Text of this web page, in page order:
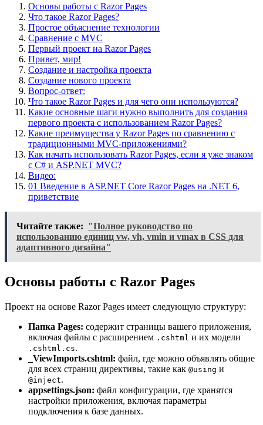
Основы работы с Razor Pages
Что такое Razor Pages?
Простое объяснение технологии
Сравнение с MVC
Первый проект на Razor Pages
Привет, мир!
Создание и настройка проекта
Создание нового проекта
Вопрос-ответ:
Что такое Razor Pages и для чего они используются?
Какие основные шаги нужно выполнить для создания
первого проекта с использованием Razor Pages?
Какие преимущества у Razor Pages по сравнению с
традиционными MVC-приложениями?
Как начать использовать Razor Pages, если я уже знаком
с C# и ASP.NET MVC?
Видео:
01 Введение в ASP.NET Core Razor Pages на .NET 6,
приветствие
Читайте также: "Полное руководство по
использованию единиц vw, vh, vmin и vmax в CSS для
адаптивного дизайна"
Основы работы с Razor Pages
Проект на основе Razor Pages имеет следующую структуру:
Папка Pages: содержит страницы вашего приложения,
включая файлы с расширением .cshtml и их модели
.cshtml.cs.
_ViewImports.cshtml: файл, где можно объявлять общие
для всех страниц директивы, такие как @using и
@inject.
appsettings.json: файл конфигурации, где хранятся
настройки приложения, включая параметры
подключения к базе данных.